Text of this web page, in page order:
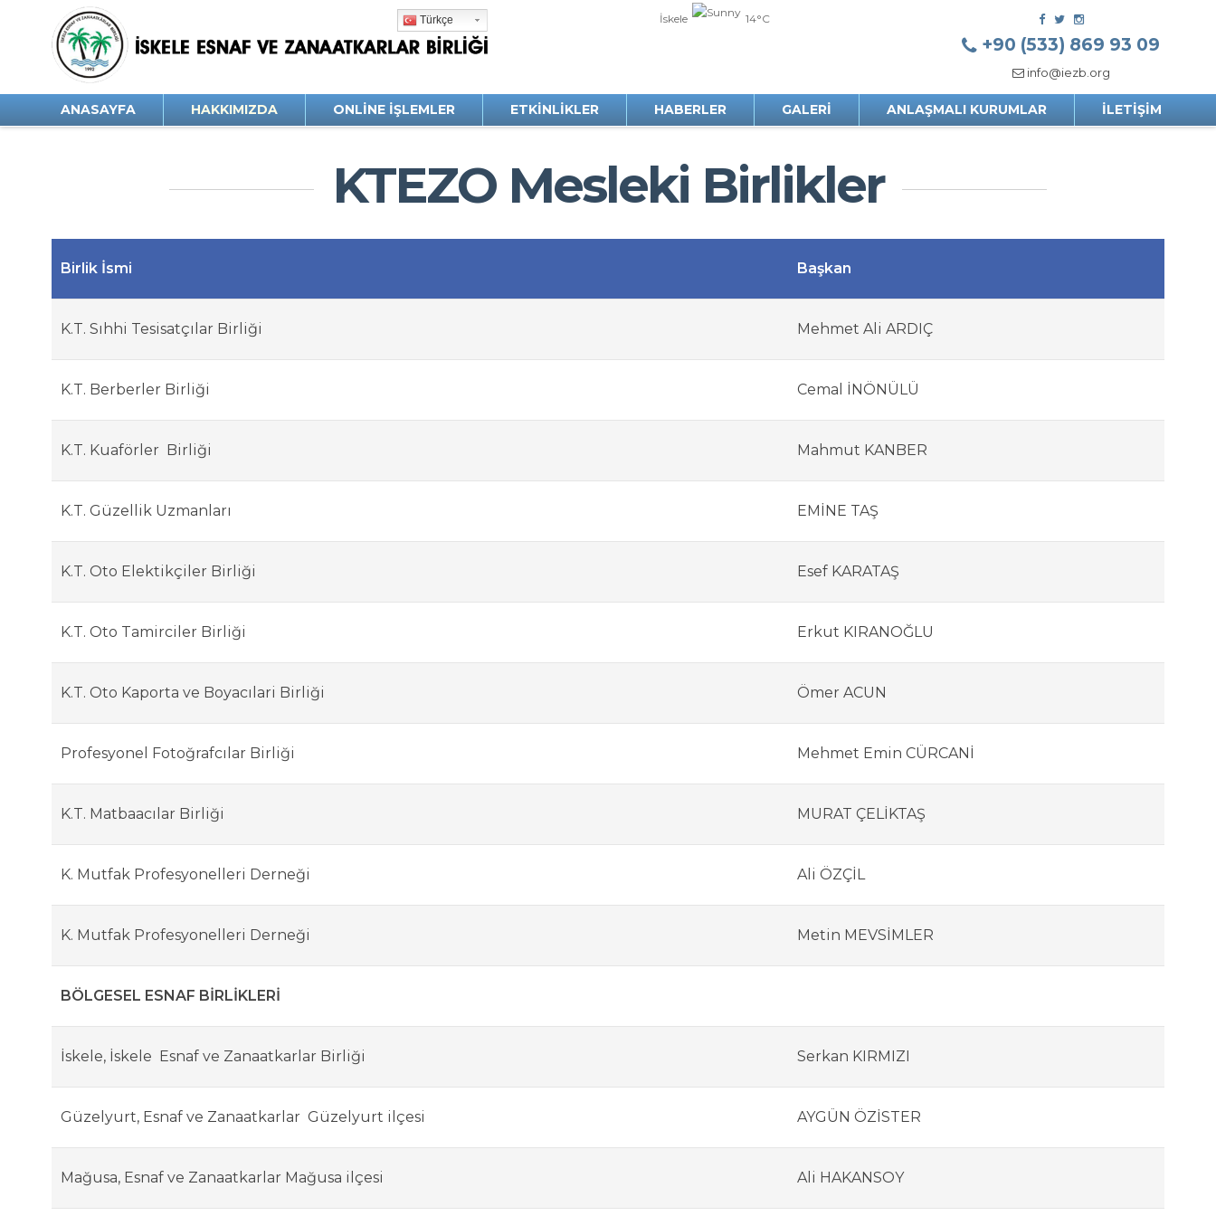
İskele 14°C
Türkçe
+90 (533) 869 93 09
info@iezb.org
ANASAYFA HAKKIMIZDA ONLINE İŞLEMLER ETKINLIKLER HABERLER GALERI ANLAŞMALI KURUMLAR İLETIŞIM
İnsan Kaynakları KTEZO Mesleki Birlikler
Birlik İsmi Başkan
K.T. Sıhhi Tesisatçılar Birliği Mehmet Ali ARDIÇ
K.T. Berberler Birliği Cemal İNÖNÜLÜ
K.T. Kuaförler Birliği Mahmut KANBER
K.T. Güzellik Uzmanları EMİNE TAŞ
K.T. Oto Elektikçiler Birliği Esef KARATAŞ
K.T. Oto Tamirciler Birliği Erkut KIRANOĞLU
K.T. Oto Kaporta ve Boyacılari Birliği Ömer ACUN
Profesyonel Fotoğrafcılar Birliği Mehmet Emin CÜRCANİ
K.T. Matbaacılar Birliği MURAT ÇELİKTAŞ
K. Mutfak Profesyonelleri Derneği Ali ÖZÇİL
K. Mutfak Profesyonelleri Derneği Metin MEVSİMLER
BÖLGESEL ESNAF BİRLİKLERİ
İskele, İskele Esnaf ve Zanaatkarlar Birliği Serkan KIRMIZI
Güzelyurt, Esnaf ve Zanaatkarlar Güzelyurt ilçesi AYGÜN ÖZİSTER
Mağusa, Esnaf ve Zanaatkarlar Mağusa ilçesi Ali HAKANSOY